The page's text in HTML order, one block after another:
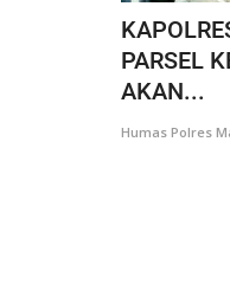
PARSEL
AKAN...
Humas Polres